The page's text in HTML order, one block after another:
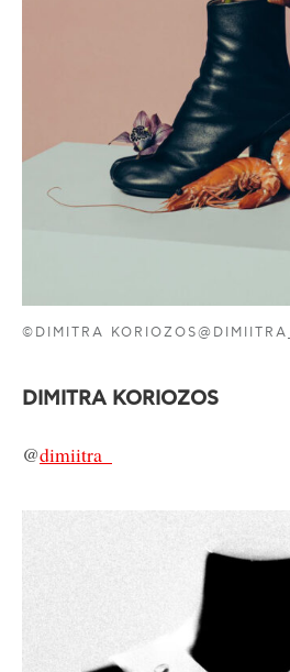
©DIMITRA KORIOZOS@DIMIITRA_
DIMITRA KORIOZOS
@dimiitra_